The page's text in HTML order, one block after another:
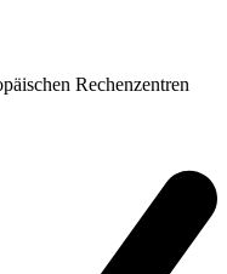
Rechenzentren